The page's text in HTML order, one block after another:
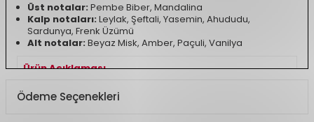
Üst notalar: Pembe Biber, Mandalina
Kalp notaları: Leylak, Şeftali, Yasemin, Ahududu,
Sardunya, Frenk Üzümü
Alt notalar: Beyaz Misk, Amber, Paçuli, Vanilya
Ürün Açıklaması
Koku Türü
Ödeme Seçenekleri